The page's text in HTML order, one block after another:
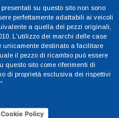
su questo sito non sono
perfettamente adattabili ai veicoli
a quella dei pezzi originali,
L'utilizzo dei marchi delle case
unicamente destinato a facilitare
il pezzo di ricambio può essere
questo sito come riferimenti di
di proprietà esclusiva dei rispettivi
Cookie Policy